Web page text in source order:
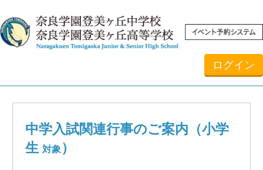
ログイン
生 ）